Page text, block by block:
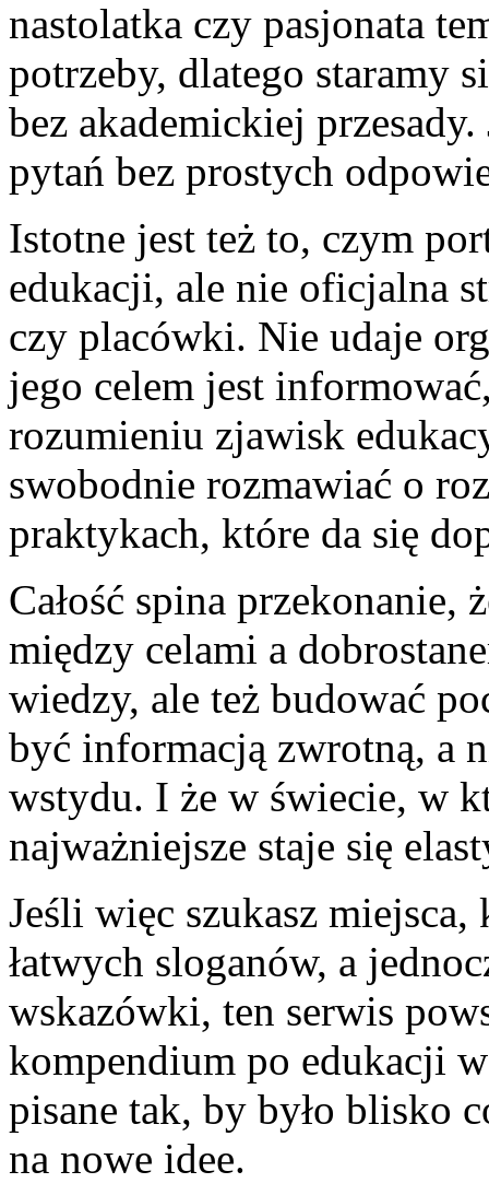
nastolatka czy pasjonata
potrzeby, dlatego staramy
bez akademickiej
pytań bez prostych
Istotne jest też to, czym
edukacji, ale nie oficjalna
czy placówki. Nie udaje
jego celem jest
rozumieniu zjawisk
swobodnie rozmawiać o
praktykach, które da się
Całość spina przekonanie,
między celami a
wiedzy, ale też budować
być informacją zwrotną, a
wstydu. I że w świecie, w
najważniejsze staje się
Jeśli więc szukasz
łatwych sloganów, a
wskazówki, ten serwis
kompendium po edukacji
pisane tak, by było blisko
na nowe idee.